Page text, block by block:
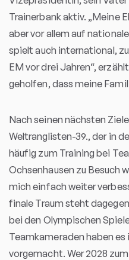
Trainerbank aktiv. „Meine
aber vor allem auf
spielt auch international,
EM vor drei Jahren“,
geholfen, dass meine
Nach seinen nächsten
Weltranglisten-39., der in
häufig zum Training bei
Ochsenhausen zu Besuch
mich einfach weiter
finale Traum steht
bei den Olympischen
Teamkameraden haben es
vorgemacht. Wer 2028